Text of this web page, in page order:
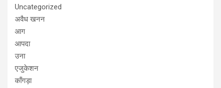
Uncategorized
अवैध खनन
आग
आपदा
उना
एजुकेशन
काँगड़ा